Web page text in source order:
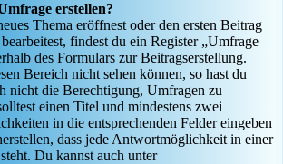
erstellen?
Thema eröffnest oder den ersten Beitrag
findest du ein Register „Umfrage
des Formulars zur Beitragserstellung.
Bereich nicht sehen können, so hast du
nicht die Berechtigung, Umfragen zu
einen Titel und mindestens zwei
in die entsprechenden Felder eingeben
dass jede Antwortmöglichkeit in einer
Du kannst auch unter